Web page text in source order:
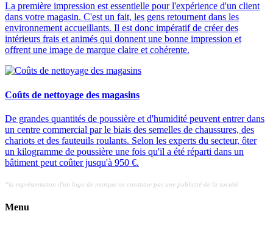
La première impression est essentielle pour l'expérience d'un client
dans votre magasin. C'est un fait, les gens retournent dans les
environnement accueillants. Il est donc impératif de créer des
intérieurs frais et animés qui donnent une bonne impression et
offrent une image de marque claire et cohérente.
Coûts de nettoyage des magasins
De grandes quantités de poussière et d'humidité peuvent entrer dans
un centre commercial par le biais des semelles de chaussures, des
chariots et des fauteuils roulants. Selon les experts du secteur, ôter
un kilogramme de poussière une fois qu'il a été réparti dans un
bâtiment peut coûter jusqu'à 950 €.
*la représentation d'un logo de marque ne constitue pas une publicité de la société
Menu